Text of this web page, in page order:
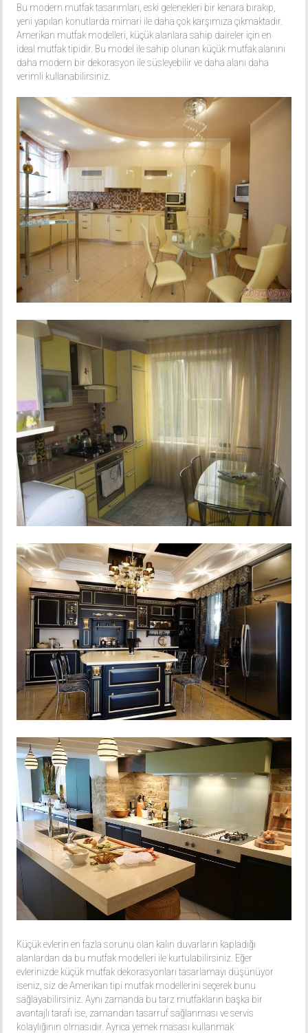
Bu modern mutfak tasarımları, eski gelenekleri bir kenara bırakıp,
yeni yapılan konutlarda mimari ile daha çok karşımıza çıkmaktadır.
Amerikan mutfak modelleri, küçük alanlara sahip daireler için en
ideal mutfak tipidir. Bu model ile sahip olunan küçük mutfak alanını
daha modern bir dekorasyon ile süsleyebilir ve daha alanı daha
verimli kullanabilirsiniz.
Küçük evlerin en fazla sorunu olan kalın duvarların kapladığı
alanlardan da bu mutfak modelleri ile kurtulabilirsiniz. Eğer
evlerinizde küçük mutfak dekorasyonları tasarlamayı düşünüyor
iseniz, siz de Amerikan tipi mutfak modellerini seçerek bunu
sağlayabilirsiniz. Aynı zamanda bu tarz mutfakların başka bir
avantajlı tarafı ise, zamandan tasarruf sağlanması ve servis
kolaylığının olmasıdır. Ayrıca yemek masası kullanmak